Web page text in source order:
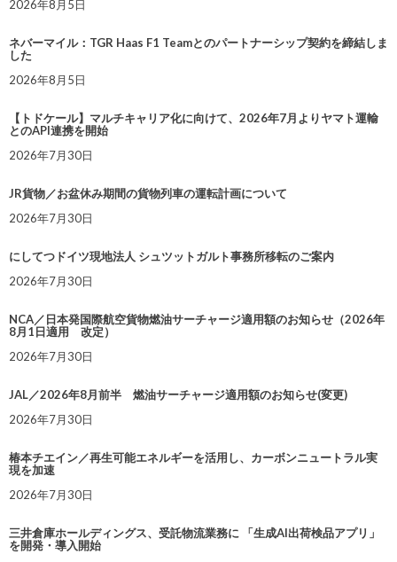
2026年8月5日
ネバーマイル：TGR Haas F1 Teamとのパートナーシップ契約を締結しま
した
2026年8月5日
【トドケール】マルチキャリア化に向けて、2026年7月よりヤマト運輸
とのAPI連携を開始
2026年7月30日
JR貨物／お盆休み期間の貨物列車の運転計画について
2026年7月30日
にしてつドイツ現地法人 シュツットガルト事務所移転のご案内
2026年7月30日
NCA／日本発国際航空貨物燃油サーチャージ適用額のお知らせ（2026年
8月1日適用 改定）
2026年7月30日
JAL／2026年8月前半 燃油サーチャージ適用額のお知らせ(変更)
2026年7月30日
椿本チエイン／再生可能エネルギーを活用し、カーボンニュートラル実
現を加速
2026年7月30日
三井倉庫ホールディングス、受託物流業務に 「生成AI出荷検品アプリ」
を開発・導入開始